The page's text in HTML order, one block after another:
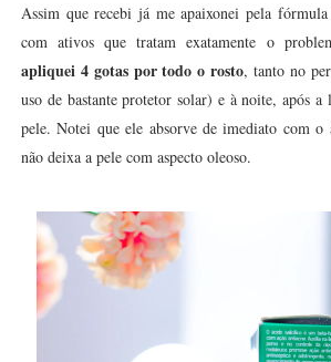
Assim que recebi já me apaixonei pela
com ativos que tratam exatamente o
apliquei 4 gotas por todo o rosto, tanto no
uso de bastante protetor solar) e à noite, após a
pele. Notei que ele absorve de imediato com o
não deixa a pele com aspecto oleoso.